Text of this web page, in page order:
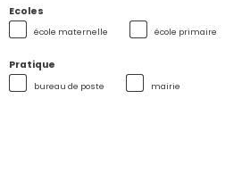
Ecoles
école maternelle école primaire
Pratique
bureau de poste mairie